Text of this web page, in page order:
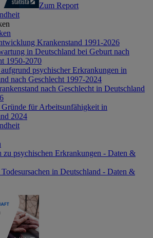
Zum Report
Krankenstand 1991-2026
in Deutschland bei Geburt nach
1950-2070
psychischer Erkrankungen in
nach Geschlecht 1997-2024
nach Geschlecht in Deutschland
für Arbeitsunfähigkeit in
2024
zu psychischen Erkrankungen - Daten &
in Deutschland - Daten &